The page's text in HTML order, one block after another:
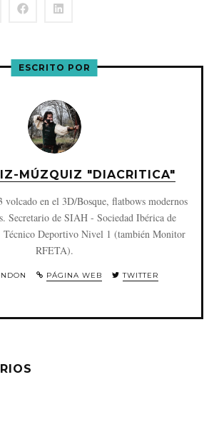
ESCRITO POR
MÚZQUIZ "DIACRITICA"
volcado en el 3D/Bosque, flatbows modernos
Secretario de SIAH - Sociedad Ibérica de
Deportivo Nivel 1 (también Monitor
RFETA).
PÁGINA WEB TWITTER